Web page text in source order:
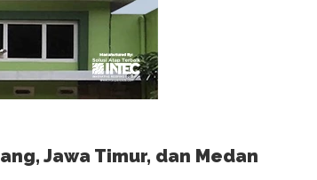
Jawa Timur, dan Medan